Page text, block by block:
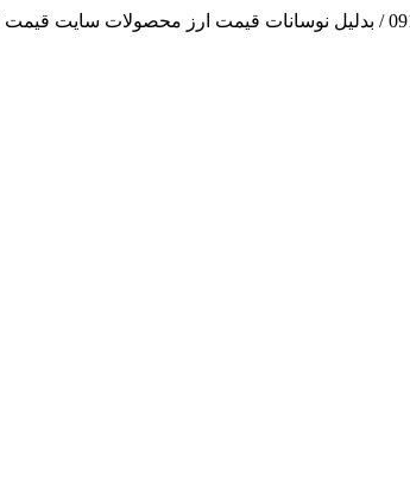
آنچه توانسته ایم، لطف خدا بوده است / فروش و تهیه و توزیع انواع قطعات الکترونیک 66869746-021 و